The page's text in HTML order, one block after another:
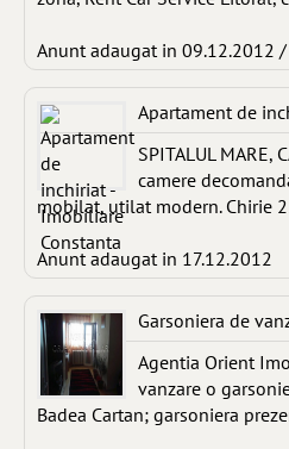
Anunt adaugat in 09.12.2012
Apartament de
SPITALUL MARE,
camere
mobilat, utilat modern. Chirie
Anunt adaugat in 17.12.2012
Garsoniera de
Agentia Orient
vanzare o
Badea Cartan; garsoniera